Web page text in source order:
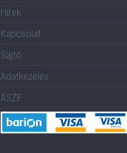
Hírek
Kapcsolat
Sajtó
Adatkezelés
ÁSZF